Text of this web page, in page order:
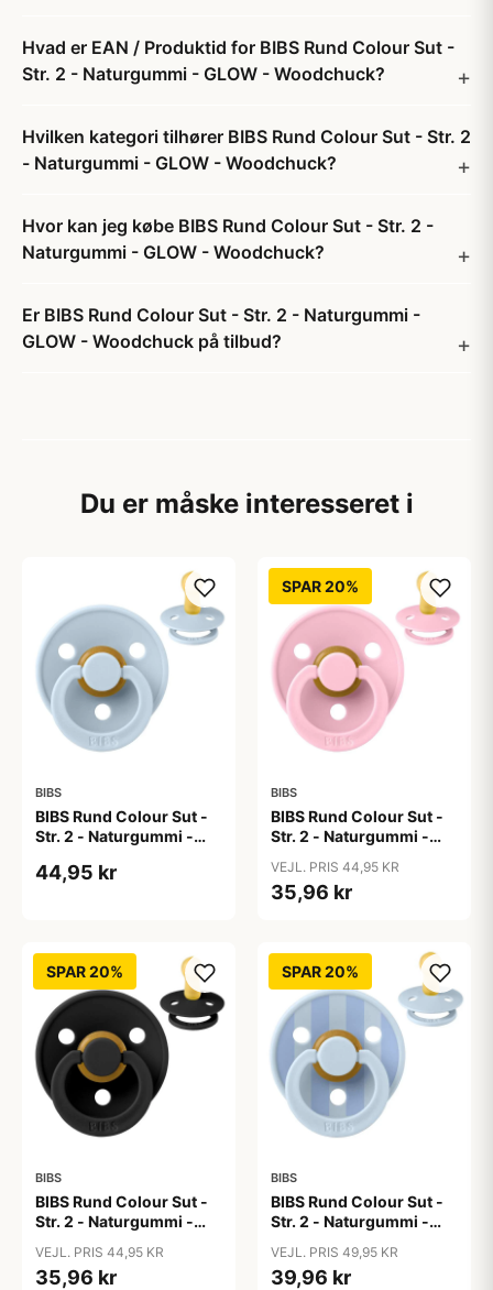
Hvad er EAN / Produktid for BIBS Rund Colour Sut -
Str. 2 - Naturgummi - GLOW - Woodchuck?
Hvilken kategori tilhører BIBS Rund Colour Sut - Str. 2
- Naturgummi - GLOW - Woodchuck?
Hvor kan jeg købe BIBS Rund Colour Sut - Str. 2 -
Naturgummi - GLOW - Woodchuck?
Er BIBS Rund Colour Sut - Str. 2 - Naturgummi -
GLOW - Woodchuck på tilbud?
Du er måske interesseret i
BIBS
BIBS Rund Colour Sut -
Str. 2 - Naturgummi -
44,95 kr
SPAR 20%
BIBS
BIBS Rund Colour Sut -
Str. 2 - Naturgummi -
VEJL. PRIS 44,95 KR
35,96 kr
SPAR 20%
BIBS
BIBS Rund Colour Sut -
Str. 2 - Naturgummi -
VEJL. PRIS 44,95 KR
35,96 kr
SPAR 20%
BIBS
BIBS Rund Colour Sut -
Str. 2 - Naturgummi -
Blue/Dusty Blue
VEJL. PRIS 49,95 KR
39,96 kr